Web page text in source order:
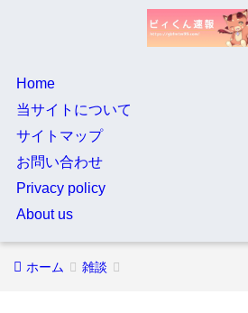
Home
当サイトについて
サイトマップ
お問い合わせ
Privacy policy
About us
ホーム 雑談